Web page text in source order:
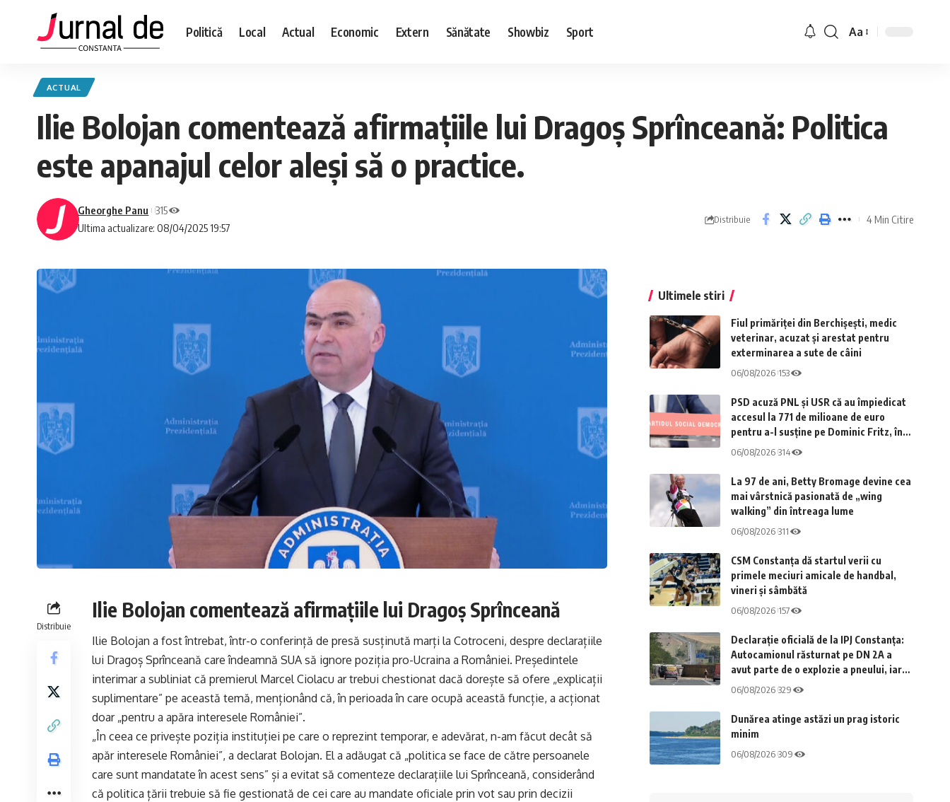
Politică Local Actual Economic Extern Sănătate Showbiz Sport Aa
ACTUAL
Ilie Bolojan comentează afirmațiile lui Dragoș Sprînceană: Politica
este apanajul celor aleși să o practice.
Ultima actualizare: 08/04/2025 19:57
Gheorghe Panu 315
Distribuie 4 Min Citire
Distribuie
Ilie Bolojan comentează afirmațiile lui Dragoș Sprînceană
Ilie Bolojan a fost întrebat, într-o conferință de presă susținută marți la Cotroceni, despre declarațiile
lui Dragoș Sprînceană care îndeamnă SUA să ignore poziția pro-Ucraina a României. Președintele
interimar a subliniat că premierul Marcel Ciolacu ar trebui chestionat dacă dorește să ofere „explicații
suplimentare” pe această temă, menționând că, în perioada în care ocupă această funcție, a acționat
doar „pentru a apăra interesele României”.
„În ceea ce privește poziția instituției pe care o reprezint temporar, e adevărat, n-am făcut decât să
apăr interesele României”, a declarat Bolojan. El a adăugat că „politica se face de către persoanele
care sunt mandatate în acest sens” și a evitat să comenteze declarațiile lui Sprînceană, considerând
că politica țării trebuie să fie gestionată de cei care au mandate oficiale prin vot sau prin decizii
Ultimele stiri
Fiul primăriței din Berchișești, medic
veterinar, acuzat și arestat pentru
exterminarea a sute de câini
06/08/2026 153
PSD acuză PNL și USR că au împiedicat
accesul la 771 de milioane de euro
pentru a-l susține pe Dominic Fritz, în
urma contestării Legii Integrității la
06/08/2026 314
La 97 de ani, Betty Bromage devine cea
mai vârstnică pasionată de „wing
walking” din întreaga lume
06/08/2026 311
CSM Constanța dă startul verii cu
primele meciuri amicale de handbal,
vineri și sâmbătă
06/08/2026 157
Declarație oficială de la IPJ Constanța:
Autocamionul răsturnat pe DN 2A a
avut parte de o explozie a pneului, iar
șoferul a fost recuperat inconștient din
06/08/2026 329
Dunărea atinge astăzi un prag istoric
minim
06/08/2026 309